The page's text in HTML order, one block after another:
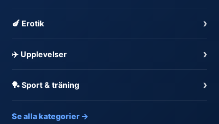
🍆 Erotik ›
✈️ Upplevelser ›
🏓 Sport & träning ›
Se alla kategorier →